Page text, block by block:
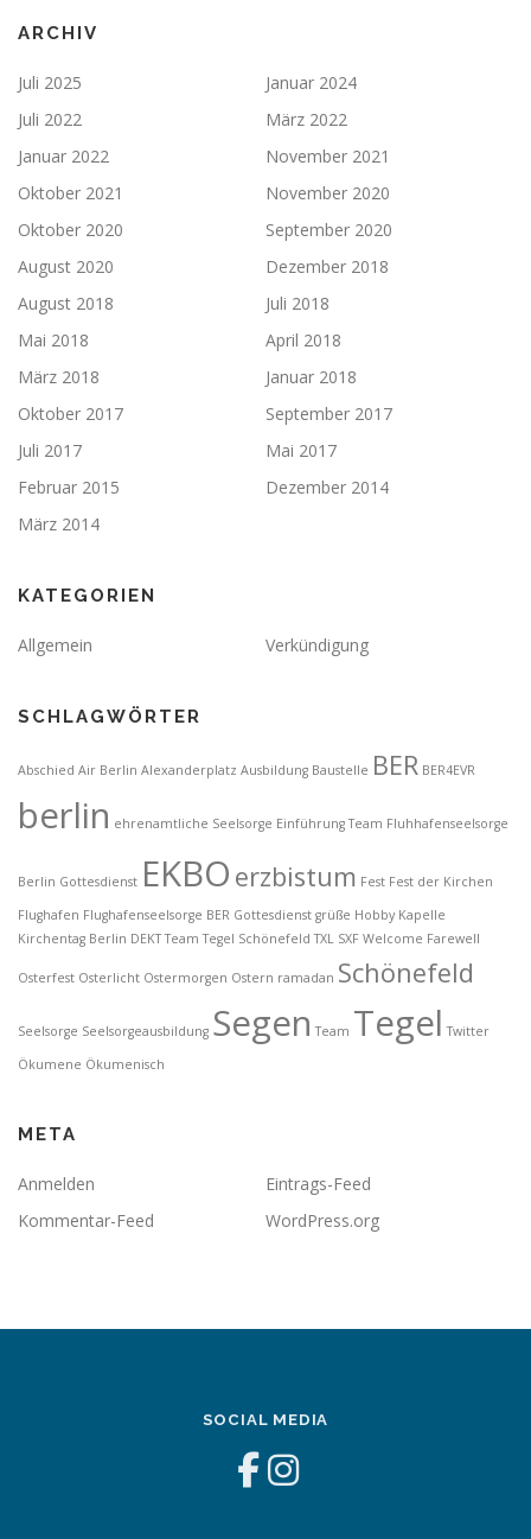
ARCHIV
Juli 2025
Januar 2024
Juli 2022
März 2022
Januar 2022
November 2021
Oktober 2021
November 2020
Oktober 2020
September 2020
August 2020
Dezember 2018
August 2018
Juli 2018
Mai 2018
April 2018
März 2018
Januar 2018
Oktober 2017
September 2017
Juli 2017
Mai 2017
Februar 2015
Dezember 2014
März 2014
KATEGORIEN
Allgemein Verkündigung
SCHLAGWÖRTER
Abschied Air Berlin Alexanderplatz Ausbildung Baustelle BER BER4EVR
berlin ehrenamtliche Seelsorge Einführung Team Fluhhafenseelsorge
Berlin Gottesdienst EKBO erzbistum Fest Fest der Kirchen
Flughafen Flughafenseelsorge BER Gottesdienst grüße Hobby Kapelle
Kirchentag Berlin DEKT Team Tegel Schönefeld TXL SXF Welcome Farewell
Osterfest Osterlicht Ostermorgen Ostern ramadan Schönefeld
Seelsorge Seelsorgeausbildung Segen Team Tegel Twitter
Ökumene Ökumenisch
META
Anmelden
Eintrags-Feed
Kommentar-Feed
WordPress.org
SOCIAL MEDIA